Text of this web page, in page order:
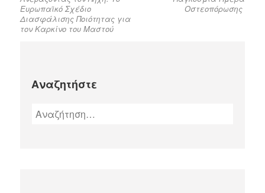
Ευρωπαϊκό Σχέδιο
Διασφάλισης Ποιότητας για
τον Καρκίνο του Μαστού
Οστεοπόρωσης
Αναζητήστε